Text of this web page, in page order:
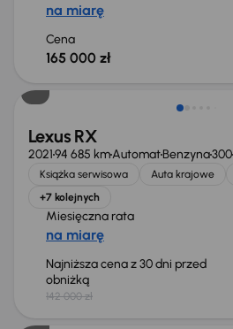
na miarę
Cena
165 000 zł
Taniej o 2 000 zł
Lexus RX
202194 685 kmAutomatBenzyna300
Książka serwisowa Auta krajowe
+7 kolejnych
Miesięczna rata
na miarę
Najniższa cena z 30 dni przed
obniżką
142 000 zł
Możliwość odliczenia VAT